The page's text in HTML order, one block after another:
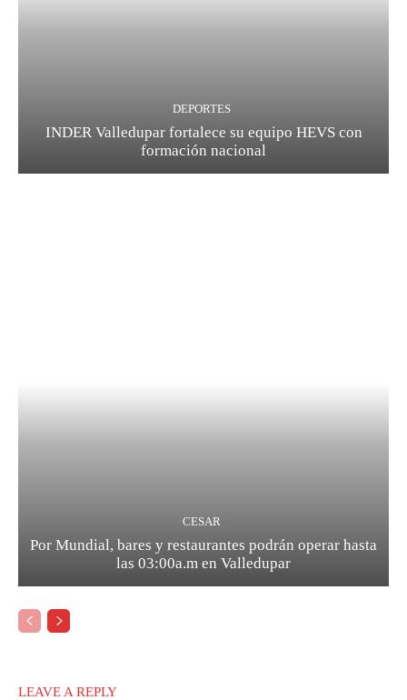
DEPORTES
INDER Valledupar fortalece su equipo HEVS con
formación nacional
CESAR
Por Mundial, bares y restaurantes podrán operar hasta
las 03:00a.m en Valledupar
LEAVE A REPLY